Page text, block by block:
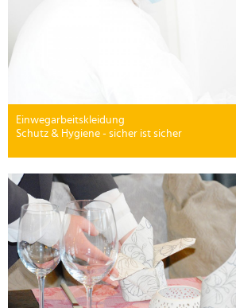
Einwegarbeitskleidung
Schutz & Hygiene - sicher ist sicher